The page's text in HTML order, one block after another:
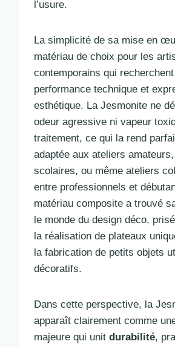
l’usure.
La simplicité de sa mise en
matériau de choix pour les
contemporains qui
performance technique et
esthétique. La Jesmonite ne
odeur agressive ni vapeur
traitement, ce qui la rend
adaptée aux ateliers
scolaires, ou même ateliers
entre professionnels et
matériau composite a trouvé
le monde du design déco,
la réalisation de plateaux
la fabrication de petits objets
décoratifs.
Dans cette perspective, la
apparaît clairement comme
majeure qui unit durabilité,